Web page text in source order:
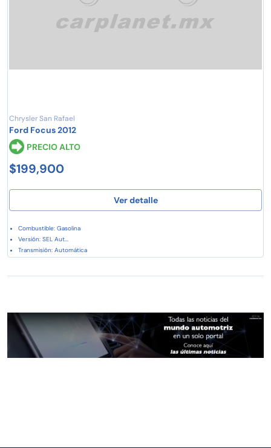
Chrysler San Rafael
Ford Focus 2012
PRECIO ALTO
$199,900
Ver detalle
Combustible: Gasolina
Versión: SEL Aut...
Transmisión: Automática